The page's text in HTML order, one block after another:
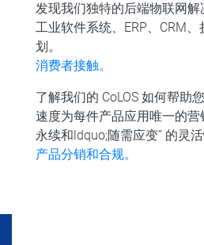
发现我们独特的后端物联网
工业软件系统、ERP、CRM
划。
消费者接触。
了解我们的 CoLOS 如何帮助
速度为每件产品应用唯一的
永续和ldquo;随需应变” 的灵活
产品分销和合规。